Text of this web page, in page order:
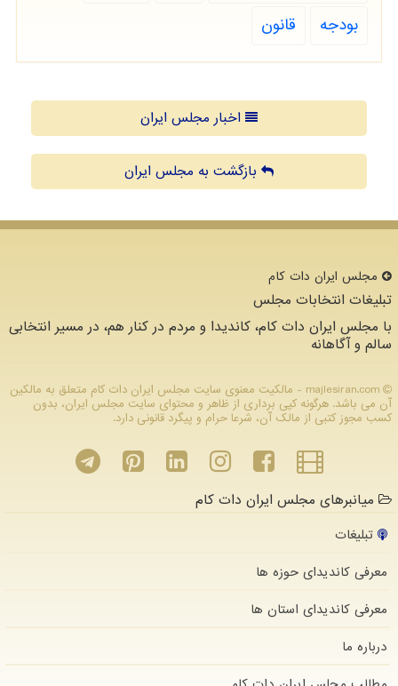
بودجه
قانون
اخبار مجلس ایران
بازگشت به مجلس ایران
مجلس ایران دات كام
تبلیغات انتخابات مجلس
با مجلس ایران دات کام، کاندیدا و مردم در کنار هم، در مسیر انتخابی
سالم و آگاهانه
majlesiran.com - مالکیت معنوی سایت مجلس ایران دات كام متعلق به مالکین
آن می باشد. هرگونه کپی برداری از ظاهر و محتوای سایت مجلس ایران، بدون
کسب مجوز کتبی از مالک آن، شرعا حرام و پیگرد قانونی دارد.
میانبرهای مجلس ایران دات کام
تبلیغات
معرفی کاندیدای حوزه ها
معرفی کاندیدای استان ها
درباره ما